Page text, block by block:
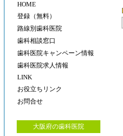
HOME
登録（無料）
路線別歯科医院
歯科相談窓口
歯科医院キャンペーン情報
歯科医院求人情報
LINK
お役立ちリンク
お問合せ
大阪府の歯科医院